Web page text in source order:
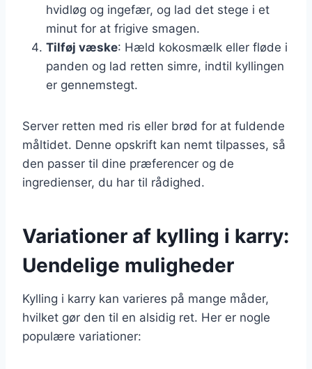
hvidløg og ingefær, og lad det stege i et
minut for at frigive smagen.
Tilføj væske: Hæld kokosmælk eller fløde i
panden og lad retten simre, indtil kyllingen
er gennemstegt.
Server retten med ris eller brød for at fuldende
måltidet. Denne opskrift kan nemt tilpasses, så
den passer til dine præferencer og de
ingredienser, du har til rådighed.
Variationer af kylling i karry:
Uendelige muligheder
Kylling i karry kan varieres på mange måder,
hvilket gør den til en alsidig ret. Her er nogle
populære variationer: